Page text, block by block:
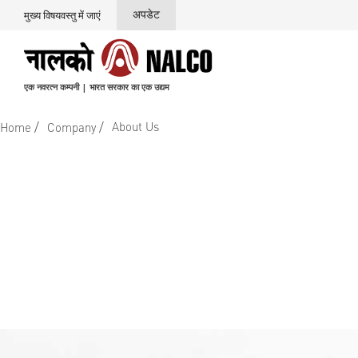
मुख्य विषयवस्तु में जाएं अपडेट
एक नवरत्न कम्पनी | भारत सरकार का एक उद्यम
Home / Company / About Us